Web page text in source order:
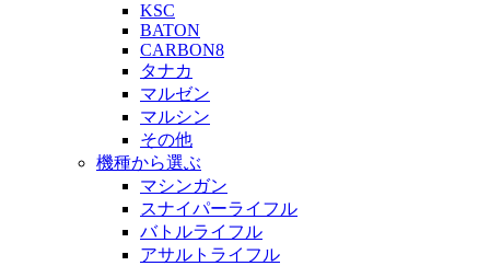
KSC
BATON
CARBON8
タナカ
マルゼン
マルシン
その他
機種から選ぶ
マシンガン
スナイパーライフル
バトルライフル
アサルトライフル